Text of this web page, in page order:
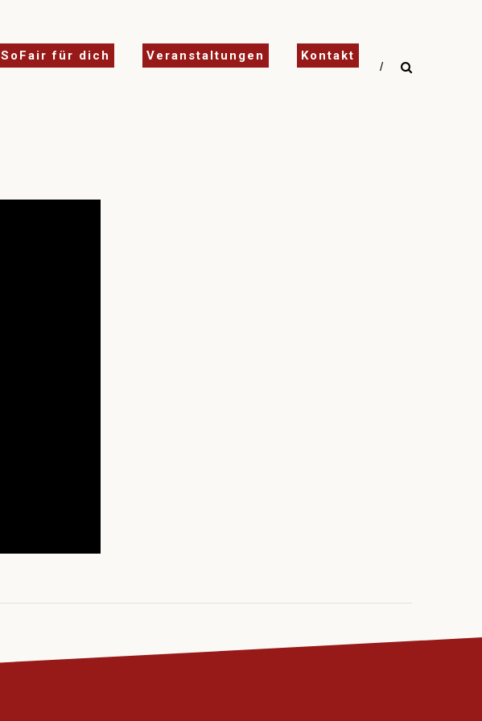
SoFair für dich Veranstaltungen Kontakt